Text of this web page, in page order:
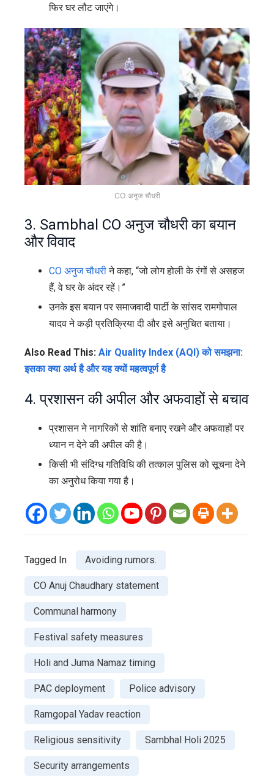
फिर घर लौट जाएंगे।
CO अनुज चौधरी
3. Sambhal CO अनुज चौधरी का बयान
और विवाद
CO अनुज चौधरीने कहा, “जो लोग होली के रंगों से असहज
हैं, वे घर के अंदर रहें।”
उनके इस बयान पर समाजवादी पार्टी के सांसद रामगोपाल
यादव ने कड़ी प्रतिक्रिया दी और इसे अनुचित बताया।
Also Read This: Air Quality Index (AQI) को समझना:
इसका क्या अर्थ है और यह क्यों महत्वपूर्ण है
4. प्रशासन की अपील और अफवाहों से बचाव
प्रशासन ने नागरिकों से शांति बनाए रखने और अफवाहों पर
ध्यान न देने की अपील की है।
किसी भी संदिग्ध गतिविधि की तत्काल पुलिस को सूचना देने
का अनुरोध किया गया है।
Tagged In Avoiding rumors.
CO Anuj Chaudhary statement
Communal harmony
Festival safety measures
Holi and Juma Namaz timing
PAC deployment Police advisory
Ramgopal Yadav reaction
Religious sensitivity Sambhal Holi 2025
Security arrangements